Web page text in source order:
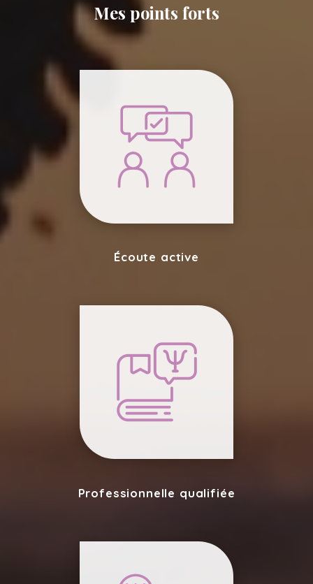
Mes points forts
Écoute active
Professionnelle qualifiée